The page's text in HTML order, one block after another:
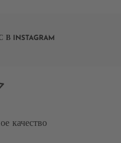
INSTAGRAM
качество